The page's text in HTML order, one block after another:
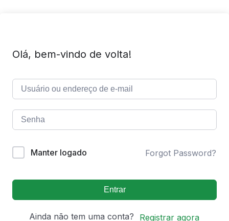
Olá, bem-vindo de volta!
Manter logado Forgot Password?
Entrar
Ainda não tem uma conta? Registrar agora